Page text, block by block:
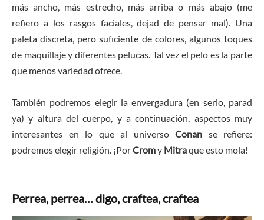
más ancho, más estrecho, más arriba o más abajo (me
refiero a los rasgos faciales, dejad de pensar mal). Una
paleta discreta, pero suficiente de colores, algunos toques
de maquillaje y diferentes pelucas. Tal vez el pelo es la parte
que menos variedad ofrece.
También podremos elegir la envergadura (en serio, parad
ya) y altura del cuerpo, y a continuación, aspectos muy
interesantes en lo que al universo Conan se refiere:
podremos elegir religión. ¡PorCromy Mitraque esto mola!
Perrea, perrea… digo, craftea, craftea